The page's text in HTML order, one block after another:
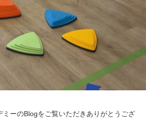
ミーのBlogをご覧いただきありがとうござ